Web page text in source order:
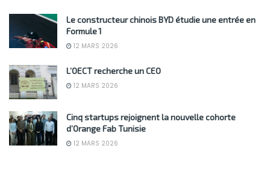
Le constructeur chinois BYD étudie une entrée en
Formule 1
12 MARS 2026
L’OECT recherche un CEO
12 MARS 2026
Cinq startups rejoignent la nouvelle cohorte
d’Orange Fab Tunisie
12 MARS 2026